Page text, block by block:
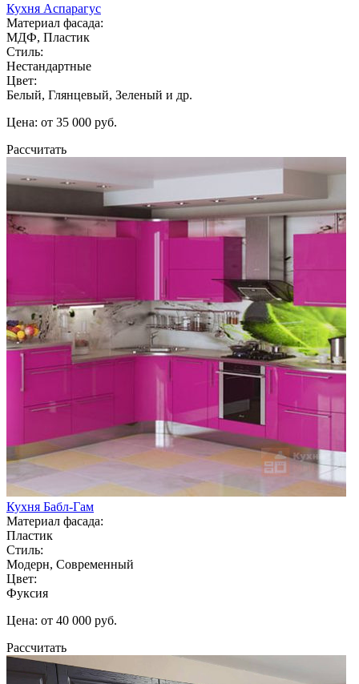
Кухня Аспарагус
Материал фасада:
МДФ, Пластик
Стиль:
Нестандартные
Цвет:
Белый, Глянцевый, Зеленый и др.
Цена: от 35 000 руб.
Рассчитать
Кухня Бабл-Гам
Материал фасада:
Пластик
Стиль:
Модерн, Современный
Цвет:
Фуксия
Цена: от 40 000 руб.
Рассчитать